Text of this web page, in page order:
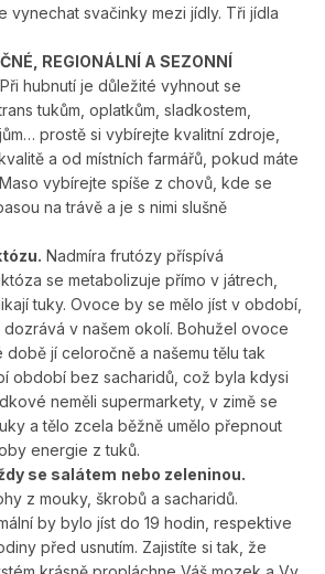
vynechat svačinky mezi jídly. Tři jídla
REGIONÁLNÍ A SEZONNÍ
Při hubnutí je důležité vyhnout se
tukům, oplatkům, sladkostem,
prostě si vybírejte kvalitní zdroje,
a od místních farmářů, pokud máte
vybírejte spíše z chovů, kde se
na trávě a je s nimi slušně
Nadmíra frutózy příspívá
se metabolizuje přímo v játrech,
tuky. Ovoce by se mělo jíst v období,
v našem okolí. Bohužel ovoce
době jí celoročně a našemu tělu tak
období bez sacharidů, což byla kdysi
neměli supermarkety, v zimě se
a tělo zcela běžně umělo přepnout
energie z tuků.
se salátem nebo zeleninou.
z mouky, škrobů a sacharidů.
by bylo jíst do 19 hodin, respektive
před usnutím. Zajistíte si tak, že